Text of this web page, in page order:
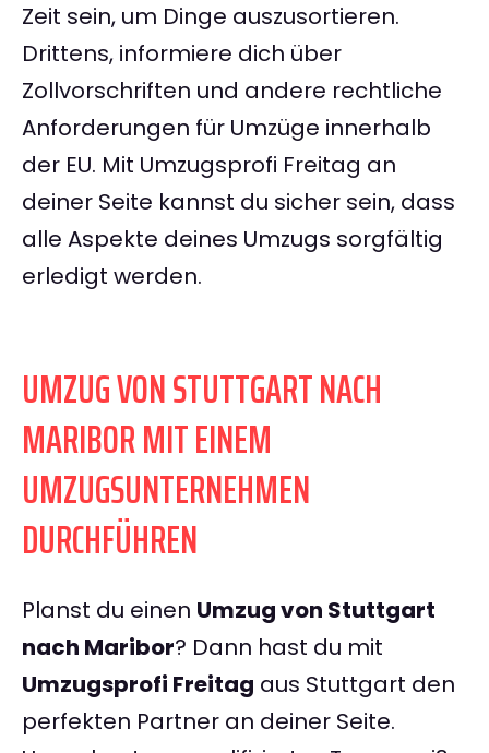
Zeit sein, um Dinge auszusortieren.
Drittens, informiere dich über
Zollvorschriften und andere rechtliche
Anforderungen für Umzüge innerhalb
der EU. Mit Umzugsprofi Freitag an
deiner Seite kannst du sicher sein, dass
alle Aspekte deines Umzugs sorgfältig
erledigt werden.
UMZUG VON STUTTGART NACH
MARIBOR MIT EINEM
UMZUGSUNTERNEHMEN
DURCHFÜHREN
Planst du einen Umzug von Stuttgart
nach Maribor? Dann hast du mit
Umzugsprofi Freitag aus Stuttgart den
perfekten Partner an deiner Seite.